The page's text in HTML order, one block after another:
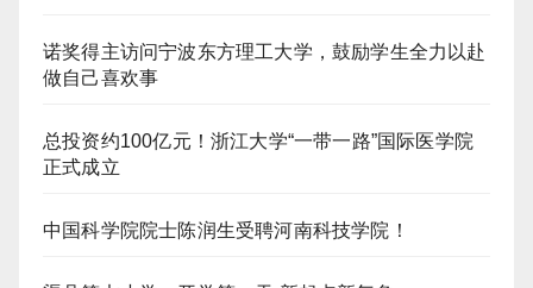
诺奖得主访问宁波东方理工大学，鼓励学生全力以赴
做自己喜欢事
总投资约100亿元！浙江大学“一带一路”国际医学院
正式成立
中国科学院院士陈润生受聘河南科技学院！